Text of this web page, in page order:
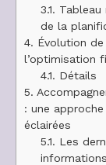
3.1.
de la
4. Évolution
l’optimisation
4.1. Détails
5.
: une
éclairées
5.1. Les